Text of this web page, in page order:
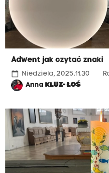
Adwent jak czytać znaki
calendar_today Niedziela, 2025.11.30
AnnaKLUZ- ŁOŚ